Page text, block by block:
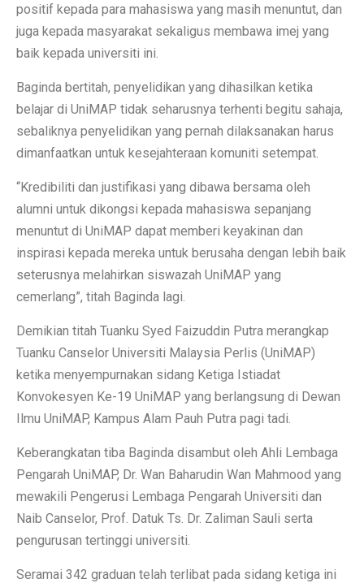
positif kepada para mahasiswa yang masih menuntut, dan
juga kepada masyarakat sekaligus membawa imej yang
baik kepada universiti ini.
Baginda bertitah, penyelidikan yang dihasilkan ketika
belajar di UniMAP tidak seharusnya terhenti begitu sahaja,
sebaliknya penyelidikan yang pernah dilaksanakan harus
dimanfaatkan untuk kesejahteraan komuniti setempat.
“Kredibiliti dan justifikasi yang dibawa bersama oleh
alumni untuk dikongsi kepada mahasiswa sepanjang
menuntut di UniMAP dapat memberi keyakinan dan
inspirasi kepada mereka untuk berusaha dengan lebih baik
seterusnya melahirkan siswazah UniMAP yang
cemerlang”, titah Baginda lagi.
Demikian titah Tuanku Syed Faizuddin Putra merangkap
Tuanku Canselor Universiti Malaysia Perlis (UniMAP)
ketika menyempurnakan sidang Ketiga Istiadat
Konvokesyen Ke-19 UniMAP yang berlangsung di Dewan
Ilmu UniMAP, Kampus Alam Pauh Putra pagi tadi.
Keberangkatan tiba Baginda disambut oleh Ahli Lembaga
Pengarah UniMAP, Dr. Wan Baharudin Wan Mahmood yang
mewakili Pengerusi Lembaga Pengarah Universiti dan
Naib Canselor, Prof. Datuk Ts. Dr. Zaliman Sauli serta
pengurusan tertinggi universiti.
Seramai 342 graduan telah terlibat pada sidang ketiga ini